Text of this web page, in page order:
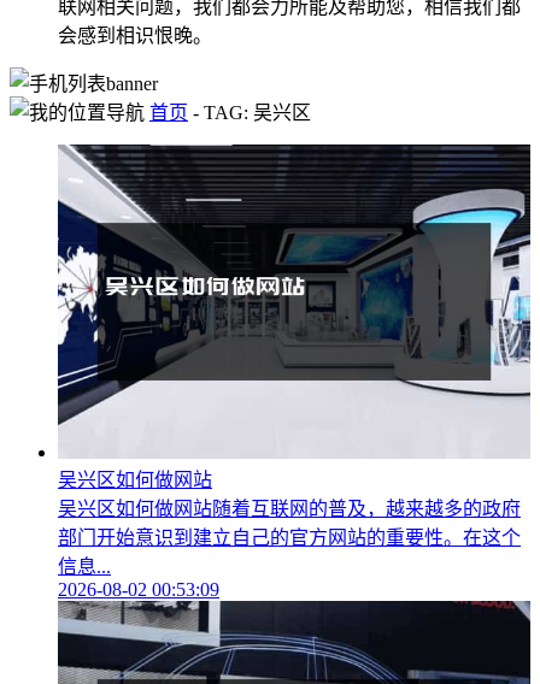
联网相关问题，我们都会力所能及帮助您，相信我们都
会感到相识恨晚。
首页 - TAG: 吴兴区
吴兴区如何做网站
吴兴区如何做网站随着互联网的普及，越来越多的政府
部门开始意识到建立自己的官方网站的重要性。在这个
信息...
2026-08-02 00:53:09